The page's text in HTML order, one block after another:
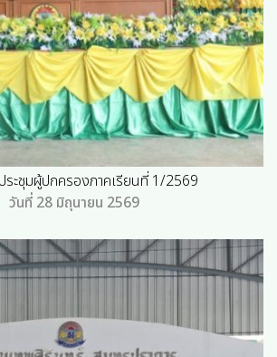
ระชุมผู้ปกครองภาคเรียนที่ 1/2569
วันที่ 28 มิถุนายน 2569